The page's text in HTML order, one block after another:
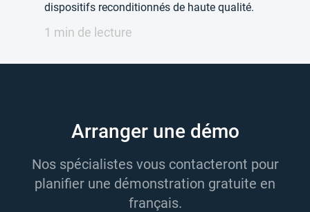
dispositifs reconditionnés de haute qualité.
1 min de lecture
Arranger une démo
Nos spécialistes vous contacteront pour
planifier une démonstration gratuite en
français.